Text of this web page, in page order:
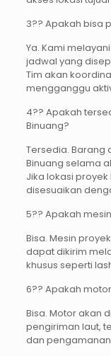
3?? Apakah bisa
Ya. Kami
jadwal yang
Tim akan
mengganggu
4?? Apakah
Binuang?
Tersedia. Barang
Binuang selama
Jika lokasi
disesuaikan
5?? Apakah
Bisa. Mesin
dapat dikirim
khusus seperti
6?? Apakah
Bisa. Motor akan
pengiriman laut,
dan